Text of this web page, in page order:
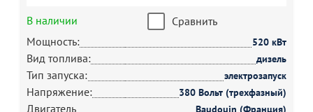
В наличии
Сравнить
Мощность:
520 кВт
Вид топлива: дизель
Тип запуска: электрозапуск
Напряжение: 380 Вольт (трехфазный)
Двигатель Baudouin (Франция)